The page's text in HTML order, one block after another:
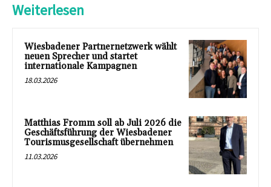
Weiterlesen
Wiesbadener Partnernetzwerk wählt
neuen Sprecher und startet
internationale Kampagnen
18.03.2026
Matthias Fromm soll ab Juli 2026 die
Geschäftsführung der Wiesbadener
Tourismusgesellschaft übernehmen
11.03.2026